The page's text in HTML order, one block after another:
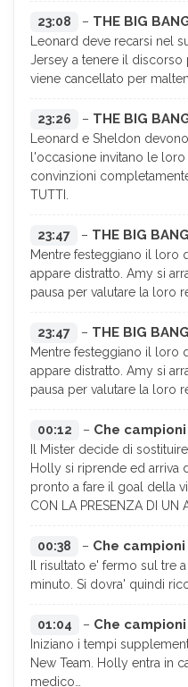
23:08 – THE BIG
Leonard deve recarsi nel
Jersey a tenere il
viene cancellato per
23:26 – THE BIG
Leonard e Sheldon
l'occasione invitano le
convinzioni
TUTTI.
23:47 – THE BIG
Mentre festeggiano il loro
appare distratto. Amy si
pausa per valutare la loro
23:47 – THE BIG
Mentre festeggiano il loro
appare distratto. Amy si
pausa per valutare la loro
00:12 – Che
Il Mister decide di
Holly si riprende ed arriva
pronto a fare il goal della
CON LA PRESENZA DI UN
00:38 – Che
Il risultato e' fermo sul tre
minuto. Si dovra' quindi
01:04 – Che
Iniziano i tempi
New Team. Holly entra in
medico…